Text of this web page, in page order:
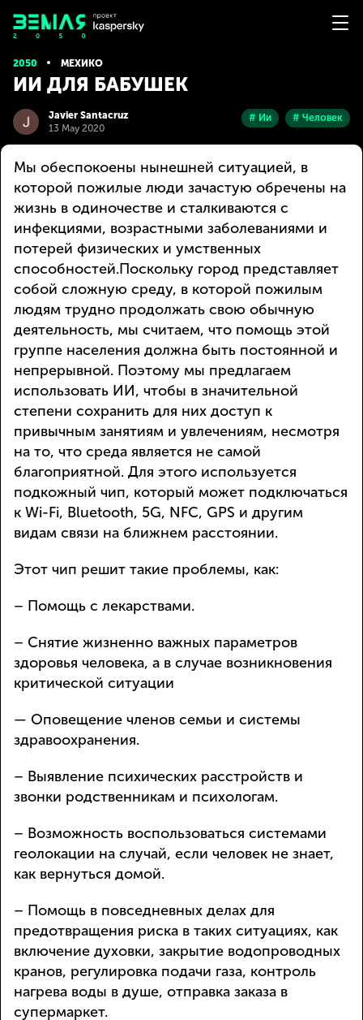
2050 МЕХИКО
ИИ ДЛЯ БАБУШЕК
Javier Santacruz
13 May 2020
# Ии # Человек
Мы обеспокоены нынешней ситуацией, в
которой пожилые люди зачастую обречены на
жизнь в одиночестве и сталкиваются с
инфекциями, возрастными заболеваниями и
потерей физических и умственных
способностей.Поскольку город представляет
собой сложную среду, в которой пожилым
людям трудно продолжать свою обычную
деятельность, мы считаем, что помощь этой
группе населения должна быть постоянной и
непрерывной. Поэтому мы предлагаем
использовать ИИ, чтобы в значительной
степени сохранить для них доступ к
привычным занятиям и увлечениям, несмотря
на то, что среда является не самой
благоприятной. Для этого используется
подкожный чип, который может подключаться
к Wi-Fi, Bluetooth, 5G, NFC, GPS и другим
видам связи на ближнем расстоянии.
Этот чип решит такие проблемы, как:
– Помощь с лекарствами.
– Снятие жизненно важных параметров
здоровья человека, а в случае возникновения
критической ситуации
— Оповещение членов семьи и системы
здравоохранения.
– Выявление психических расстройств и
звонки родственникам и психологам.
– Возможность воспользоваться системами
геолокации на случай, если человек не знает,
как вернуться домой.
– Помощь в повседневных делах для
предотвращения риска в таких ситуациях, как
включение духовки, закрытие водопроводных
кранов, регулировка подачи газа, контроль
нагрева воды в душе, отправка заказа в
супермаркет.